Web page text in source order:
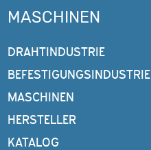
MASCHINEN
DRAHTINDUSTRIE
BEFESTIGUNGSINDUSTRIE
MASCHINEN
HERSTELLER
KATALOG